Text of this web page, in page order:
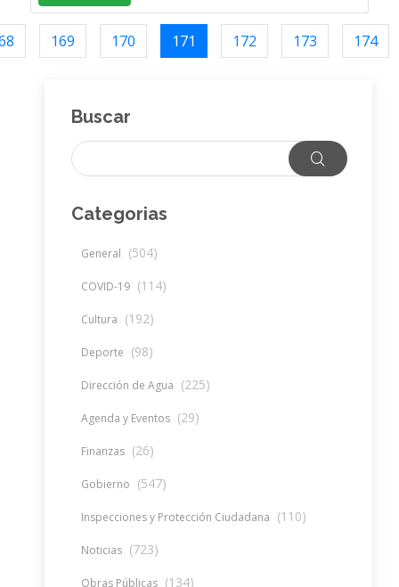
169 170 171 172 173 174
Buscar
Categorias
General (504)
COVID-19 (114)
Cultura (192)
Deporte (98)
Dirección de Agua (225)
Agenda y Eventos (29)
Finanzas (26)
Gobierno (547)
Inspecciones y Protección Ciudadana (110)
Noticias (723)
Obras Públicas (134)